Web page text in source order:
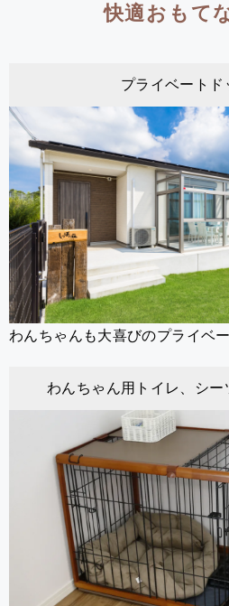
快適おもて
プライベートド
わんちゃんも大喜びのプライベ
わんちゃん用トイレ、シ